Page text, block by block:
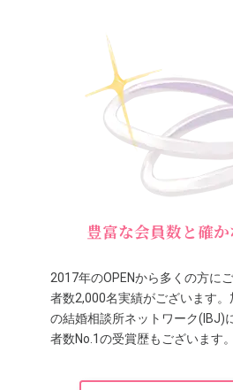
豊富な会員数と確
2017年のOPENから多くの方に
者数2,000名実績がございます
の結婚相談所ネットワーク(IBJ)
者数No.1の受賞歴もございます。